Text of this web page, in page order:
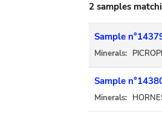
2 samples
Sample
Minerals:
Sample
Minerals: